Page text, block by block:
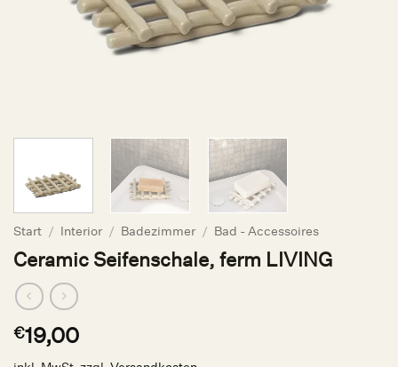
Start / Interior / Badezimmer / Bad - Accessoires
Ceramic Seifenschale, ferm LIVING
€19,00